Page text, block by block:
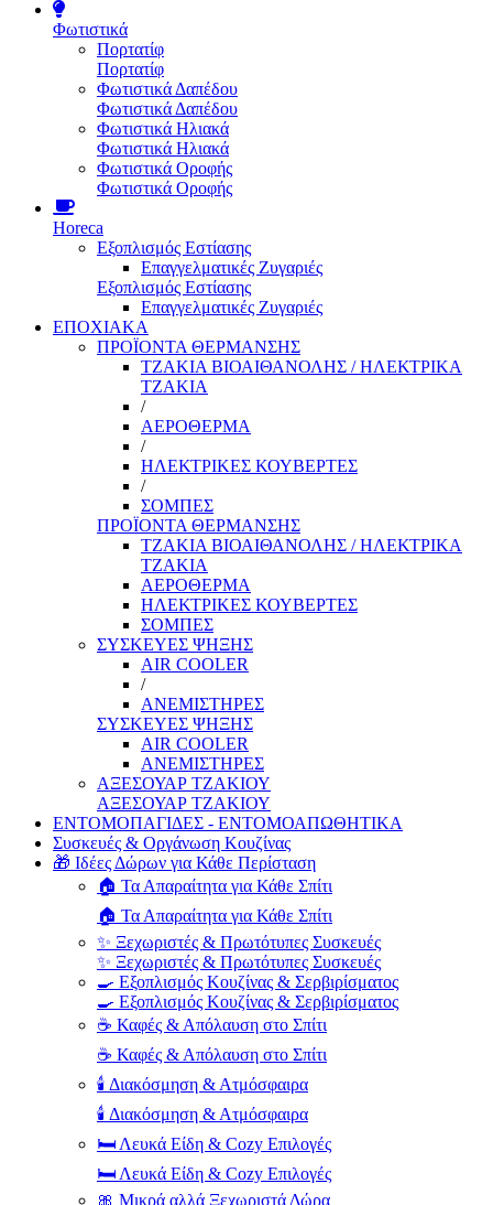
Φωτιστικά
Πορτατίφ
Πορτατίφ
Φωτιστικά Δαπέδου
Φωτιστικά Δαπέδου
Φωτιστικά Ηλιακά
Φωτιστικά Ηλιακά
Φωτιστικά Οροφής
Φωτιστικά Οροφής
Horeca
Εξοπλισμός Εστίασης
Επαγγελματικές Ζυγαριές
Εξοπλισμός Εστίασης
Επαγγελματικές Ζυγαριές
ΕΠΟΧΙΑΚΑ
ΠΡΟΪΟΝΤΑ ΘΕΡΜΑΝΣΗΣ
ΤΖΑΚΙΑ ΒΙΟΑΙΘΑΝΟΛΗΣ / ΗΛΕΚΤΡΙΚΑ
ΤΖΑΚΙΑ
/
ΑΕΡΟΘΕΡΜΑ
/
ΗΛΕΚΤΡΙΚΕΣ ΚΟΥΒΕΡΤΕΣ
/
ΣΟΜΠΕΣ
ΠΡΟΪΟΝΤΑ ΘΕΡΜΑΝΣΗΣ
ΤΖΑΚΙΑ ΒΙΟΑΙΘΑΝΟΛΗΣ / ΗΛΕΚΤΡΙΚΑ
ΤΖΑΚΙΑ
ΑΕΡΟΘΕΡΜΑ
ΗΛΕΚΤΡΙΚΕΣ ΚΟΥΒΕΡΤΕΣ
ΣΟΜΠΕΣ
ΣΥΣΚΕΥΕΣ ΨΗΞΗΣ
AIR COOLER
/
ΑΝΕΜΙΣΤΗΡΕΣ
ΣΥΣΚΕΥΕΣ ΨΗΞΗΣ
AIR COOLER
ΑΝΕΜΙΣΤΗΡΕΣ
ΑΞΕΣΟΥΑΡ ΤΖΑΚΙΟΥ
ΑΞΕΣΟΥΑΡ ΤΖΑΚΙΟΥ
ΕΝΤΟΜΟΠΑΓΙΔΕΣ - ΕΝΤΟΜΟΑΠΩΘΗΤΙΚΑ
Συσκευές & Οργάνωση Κουζίνας
🎁 Ιδέες Δώρων για Κάθε Περίσταση
🏠 Τα Απαραίτητα για Κάθε Σπίτι
🏠 Τα Απαραίτητα για Κάθε Σπίτι
✨ Ξεχωριστές & Πρωτότυπες Συσκευές
✨ Ξεχωριστές & Πρωτότυπες Συσκευές
🍳 Εξοπλισμός Κουζίνας & Σερβιρίσματος
🍳 Εξοπλισμός Κουζίνας & Σερβιρίσματος
☕ Καφές & Απόλαυση στο Σπίτι
☕ Καφές & Απόλαυση στο Σπίτι
🕯️ Διακόσμηση & Ατμόσφαιρα
🕯️ Διακόσμηση & Ατμόσφαιρα
🛏️ Λευκά Είδη & Cozy Επιλογές
🛏️ Λευκά Είδη & Cozy Επιλογές
🎀 Μικρά αλλά Ξεχωριστά Δώρα